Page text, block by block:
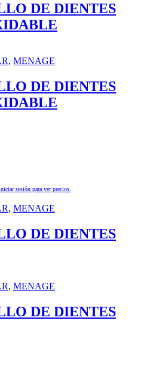
DE DIENTES
, MENAGE
DE DIENTES
sesión para ver precios.
, MENAGE
DE DIENTES
, MENAGE
DE DIENTES